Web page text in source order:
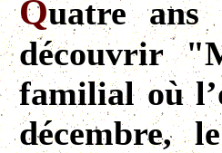
Quatre
découvrir
familial où
décembre,